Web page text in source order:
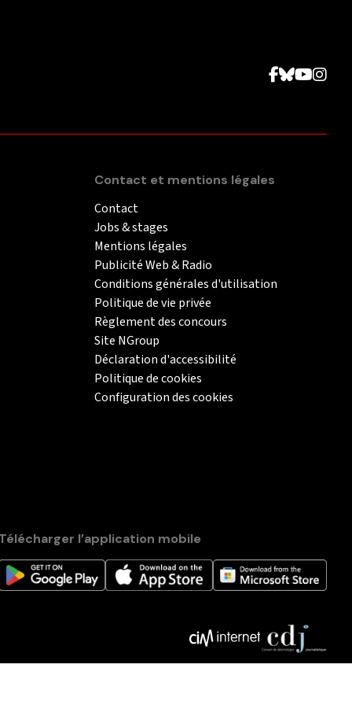
Contact et mentions légales
Contact
Jobs & stages
Mentions légales
Publicité Web & Radio
Conditions générales d'utilisation
Politique de vie privée
Règlement des concours
Site NGroup
Déclaration d'accessibilité
Politique de cookies
Configuration des cookies
l’application mobile